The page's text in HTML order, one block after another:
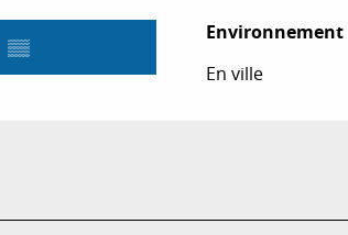
▒▒
Environnement
Environnement
En ville